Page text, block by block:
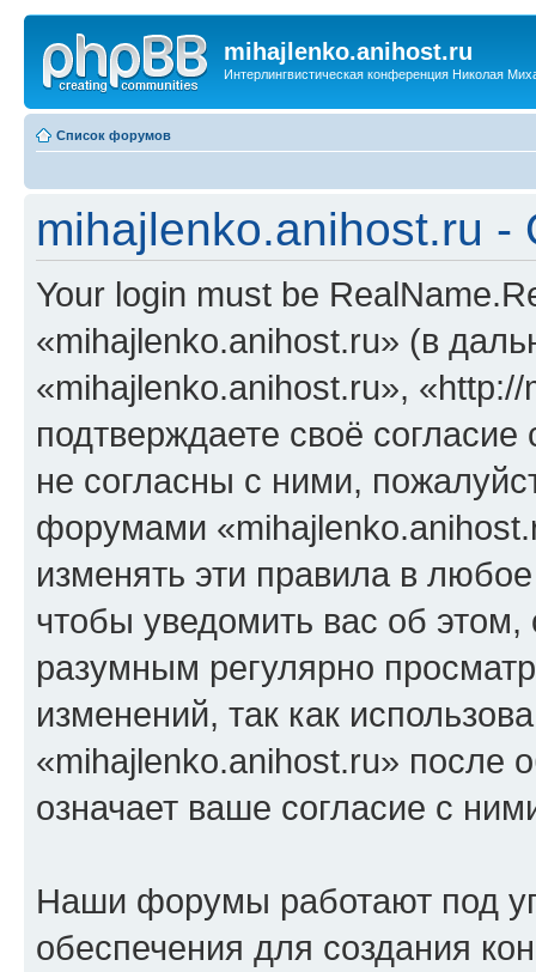
mihajlenko.anihost.ru
Интерлингвистическая конференция Николая
Список форумов
mihajlenko.anihost.ru
Your login must be
«mihajlenko.anihost.ru» (в
«mihajlenko.anihost.ru»,
подтверждаете своё
не согласны с ними,
форумами
изменять эти правила в
чтобы уведомить вас об
разумным регулярно
изменений, так как
«mihajlenko.anihost.ru» после
означает ваше согласие с
Наши форумы работают под
обеспечения для создания